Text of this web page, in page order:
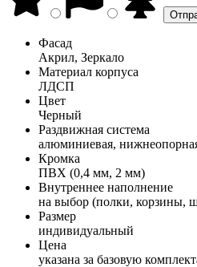
Фасад
Акрил, Зеркало
Материал корпуса
ЛДСП
Цвет
Черный
Раздвижная система
алюминиевая,
Кромка
ПВХ (0,4 мм, 2 мм)
Внутреннее наполнение
на выбор (полки, корзины,
Размер
индивидуальный
Цена
указана за базовую